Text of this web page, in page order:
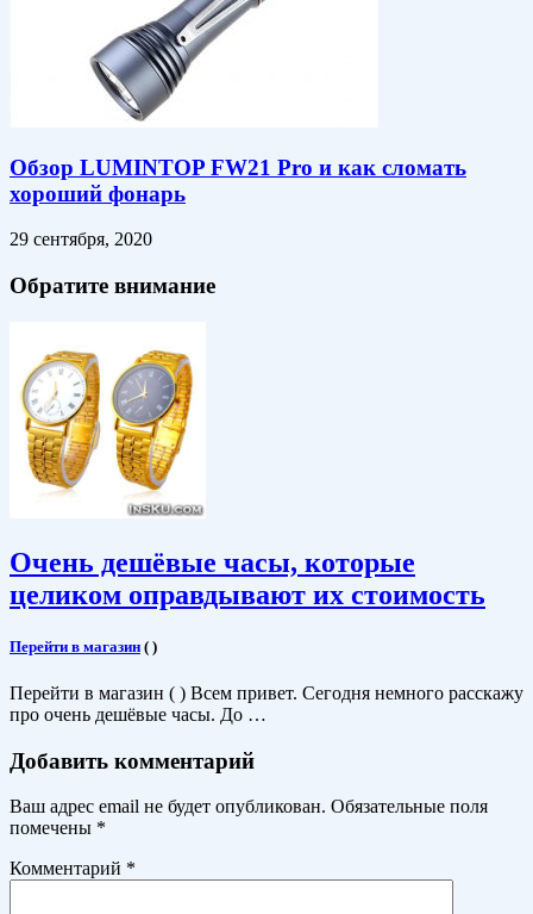
Обзор LUMINTOP FW21 Pro и как сломать
хороший фонарь
29 сентября, 2020
Обратите внимание
Очень дешёвые часы, которые
целиком оправдывают их стоимость
Перейти в магазин ( )
Перейти в магазин ( ) Всем привет. Сегодня немного расскажу
про очень дешёвые часы. До …
Добавить комментарий
Ваш адрес email не будет опубликован. Обязательные поля
помечены *
Комментарий *